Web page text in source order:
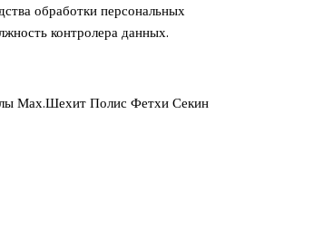
обработки персональных
контролера данных.
Мах.Шехит Полис Фетхи Секин